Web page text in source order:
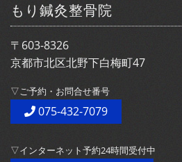
もり鍼灸整骨院
〒603-8326
京都市北区北野下白梅町47
▽ご予約・お問合せ番号
075-432-7079
▽インターネット予約24時間受付中